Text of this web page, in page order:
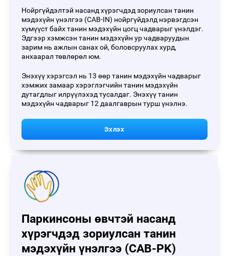
Нойргүйдэлтэй насанд хүрэгчдэд зориулсан танин
мэдэхүйн үнэлгээ (CAB-IN) нойргүйдэлд нэрвэгдсэн
хүмүүст байх танин мэдэхүйн цогц чадварыг үнэлдэг.
Эдгээр хэмжсэн танин мэдэхүйн ур чадваруудын
зарим нь ажлын санах ой, боловсруулах хурд,
анхаарал төвлөрөл юм.
Энэхүү хэрэгсэл нь 13 өөр танин мэдэхүйн чадварыг
хэмжих замаар хэрэглэгчийн танин мэдэхүйн
дутагдлыг илрүүлэхэд тусалдаг. Энэхүү танин
мэдэхүйн чадварыг 12 даалгаврын турш үнэлнэ.
Эхлэх
Паркинсоны өвчтэй насанд
хүрэгчдэд зориулсан танин
мэдэхүйн үнэлгээ (CAB-PK)